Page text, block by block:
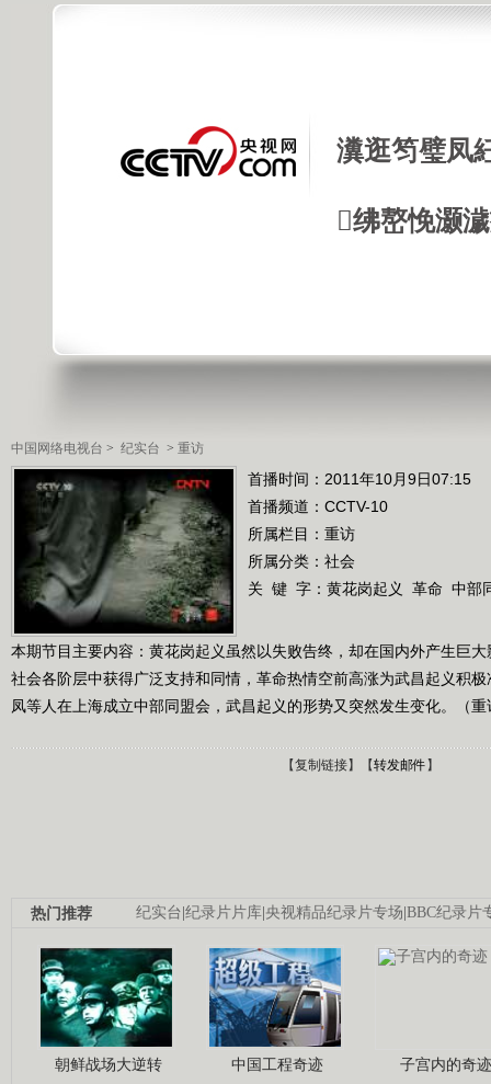
瀵逛笉璧凤
绋嶅悗灏
中国网络电视台 > 纪实台 > 重访
首播时间：2011年10月9日07:15
首播频道： CCTV-10
所属栏目： 重访
所属分类：社会
关 键 字： 黄花岗起义 革命 中部
本期节目主要内容：黄花岗起义虽然以失败告终，却在国内外产生巨
社会各阶层中获得广泛支持和同情，革命热情空前高涨为武昌起义积
凤等人在上海成立中部同盟会，武昌起义的形势又突然发生变化。（
【复制链接】【转发邮件】
纪实台|纪录片片库|央视精品纪录片专场|BBC纪录片
热门推荐
朝鲜战场大逆转 中国工程奇迹 子宫内的奇迹